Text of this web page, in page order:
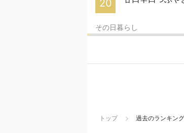
20
その日暮らし
トップ 過去のランキング